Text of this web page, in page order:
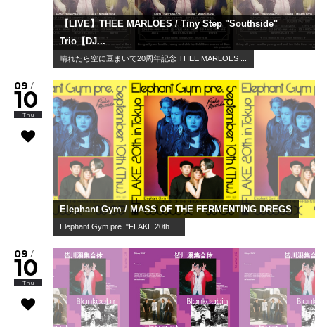
【LIVE】THEE MARLOES / Tiny Step "Southside"
Trio【DJ...
晴れたら空に豆まいて20周年記念 THEE MARLOES ...
09 /
10
Thu
Elephant Gym / MASS OF THE FERMENTING DREGS
Elephant Gym pre. "FLAKE 20th ...
09 /
10
Thu